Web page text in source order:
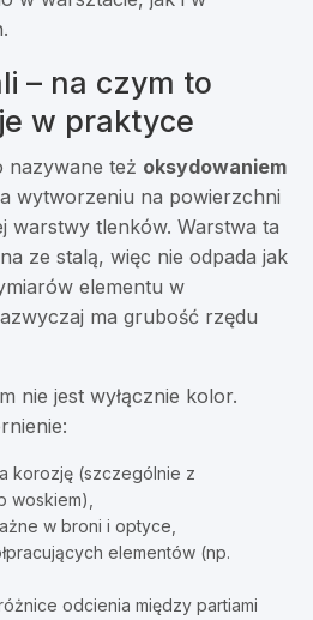
– na czym to
w praktyce
nazywane też oksydowaniem
wytworzeniu na powierzchni
warstwy tlenków. Warstwa ta
ze stalą, więc nie odpada jak
elementu w
ma grubość rzędu
nie jest wyłącznie kolor.
korozję (szczególnie z
woskiem),
w broni i optyce,
elementów (np.
odcienia między partiami